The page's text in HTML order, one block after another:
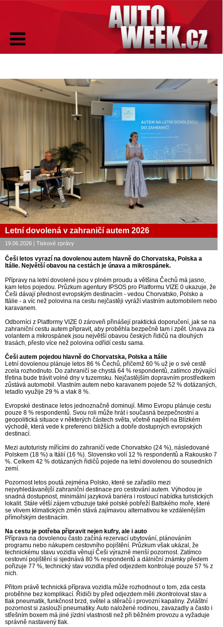
Letní dovolená v zahraničí autem 2026
19.06.2026 | Tiskové zprávy
Češi letos vyrazí na dovolenou autem hlavně do Chorvatska, Polska a
Itálie. Největší obavou na cestách je únava a mikrospánek.
Přípravy na letní dovolené jsou v plném proudu a většina Čechů má jasno,
kam letos pojedou. Průzkum agentury IPSOS pro Platformu VIZE 0 ukazuje, že
Češi dávají přednost evropským destinacím - vedou Chorvatsko, Polsko a
Itálie - a víc než polovina na cestu nejčastěji vyráží vlastním automobilem nebo
karavanem.
Odborníci z Platformy VIZE 0 zároveň přinášejí praktická doporučení, jak se na
zahraniční cestu autem připravit, aby proběhla bezpečně tam i zpět. Únava za
volantem a mikrospánek jsou největší obavou českých řidičů na dlouhých
trasách, přesto více než polovina odřídí cestu sama.
Češi autem pojedou hlavně do Chorvatska, Polska a Itálie
Letní dovolenou plánuje letos 86 % Čechů, přičemž 60 % už je o své cestě
zcela rozhodnuto. Do zahraničí se chystá 64 % respondentů, zatímco zbývající
třetina bude trávit volné dny v tuzemsku. Nejčastějším dopravním prostředkem
zůstává automobil. Vlastním autem nebo karavanem pojede 52 % dotázaných,
letadlo využije 29 % a vlak 8 %.
Evropské destinace letos jednoznačně dominují. Mimo Evropu plánuje cestu
pouze 8 % respondentů. Svou roli může hrát i současná bezpečnostní a
geopolitická situace v některých částech světa, včetně napětí na Blízkém
východě, která vede k preferenci bližších a dobře dostupných evropských
destinací.
Mezi autoturisty mířícími do zahraničí vede Chorvatsko (24 %), následované
Polskem (18 %) a Itálií (16 %). Slovensko volí 12 % respondentů a Rakousko 7
%. Celkem 42 % dotázaných řidičů pojede na letní dovolenou do sousedních
zemí.
Pozornost letos poutá zejména Polsko, které se zařadilo mezi
nejvyhledávanější zahraniční destinace pro cestování autem. Výhodou je
snadná dostupnost, minimální jazyková bariéra i rostoucí nabídka turistických
lokalit. Stále větší zájem vzbuzuje také polské pobřeží Baltského moře, které
se vlivem klimatických změn stává zajímavou alternativou ke vzdálenějším
přímořským destinacím.
Na cestu je potřeba připravit nejen kufry, ale i auto
Příprava na dovolenou často začíná rezervací ubytování, plánováním
programu nebo nákupem cestovního pojištění. Průzkum však ukázal, že
technickému stavu vozidla věnují Češi výrazně menší pozornost. Zatímco
cestovní pojištění si sjednává 80 % respondentů a dálniční známky předem
pořizuje 77 %, technický stav vozidla před odjezdem kontroluje pouze 57 % z
nich.
Přitom právě technická příprava vozidla může rozhodnout o tom, zda cesta
proběhne bez komplikací. Řidiči by před odjezdem měli zkontrolovat stav a
tlak pneumatik, funkčnost brzd, světel a stěračů i provozní kapaliny. Zvláštní
pozornost si zaslouží pneumatiky. Auto naložené rodinou, zavazadly a často i
střešním boxem má jiné jízdní vlastnosti než při běžném provozu a vyžaduje
správně nastavený tlak.